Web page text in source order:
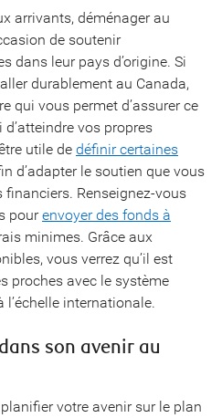
arrivants, déménager au
de soutenir
dans leur pays d’origine. Si
durablement au Canada,
qui vous permet d’assurer ce
vos propres
utile de définir certaines
d’adapter le soutien que vous
Renseignez-vous
pourenvoyer des fonds à
minimes. Grâce aux
vous verrez qu’il est
proches avec le système
l’échelle internationale.
son avenir au
votre avenir sur le plan